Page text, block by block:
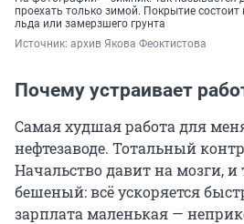
проехать только зимой. Покрытие состоит
льда или замерзшего грунта
Источник: архив Якова Феоктистова
Почему устраивает
Самая худшая работа для
нефтезаводе. Тотальный
Начальство давит на мозги,
бешеный: всё ускоряется
зарплата маленькая —